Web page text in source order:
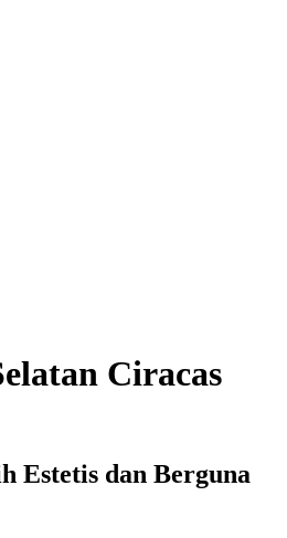
Ciracas
Estetis dan Berguna